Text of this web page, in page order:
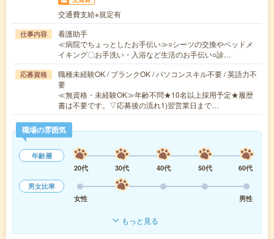
交通費支給※規定有
仕事内容
看護助手
≪病院でちょっとしたお手伝い≫○シーツの交換やベッドメ
イキング〇お手洗い・入浴など生活のお手伝い○診…
応募資格
職種未経験OK / ブランクOK / パソコンスキル不要 / 英語力不
要
≪無資格・未経験OK≫年齢不問★10名以上採用予定★履歴
書は不要です。▽応募後の流れ1)翌営業日まで…
職場の雰囲気
年齢層
20代
30代 40代 50代
60代
男女比率
女性
男性
もっと見る